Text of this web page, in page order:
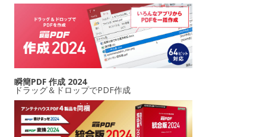
瞬簡PDF 作成 2024
ドラッグ＆ドロップでPDF作成